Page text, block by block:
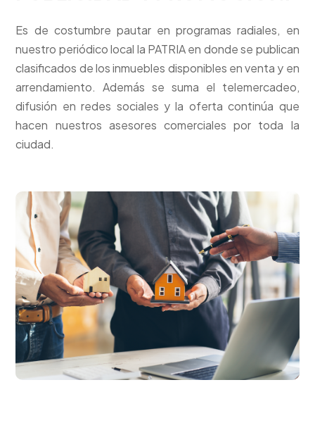
Es de costumbre pautar en programas radiales, en
nuestro periódico local la PATRIA en donde se publican
clasificados de los inmuebles disponibles en venta y en
arrendamiento. Además se suma el telemercadeo,
difusión en redes sociales y la oferta continúa que
hacen nuestros asesores comerciales por toda la
ciudad.